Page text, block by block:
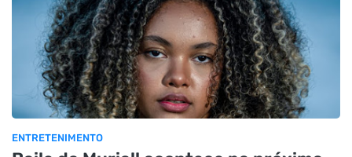
ENTRETENIMENTO